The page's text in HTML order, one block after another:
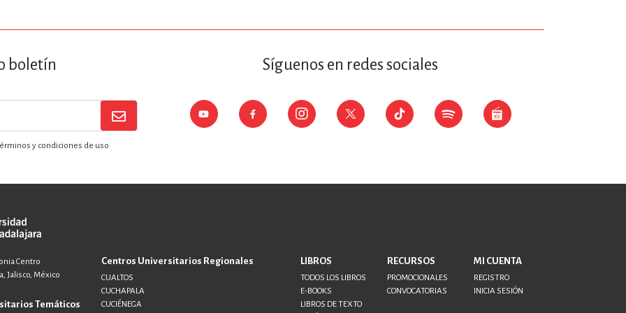
boletín
y condiciones de uso
Síguenos en redes sociales
Centro
Jalisco, México
Temáticos
Centros Universitarios Regionales
CUALTOS
CUCHAPALA
CUCIÉNEGA
LIBROS
TODOS LOS LIBROS
E-BOOKS
LIBROS DE TEXTO
RECURSOS
PROMOCIONALES
CONVOCATORIAS
MI CUENTA
REGISTRO
INICIA SESIÓN